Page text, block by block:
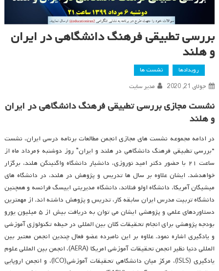
بررسی تطبیقی فرهنگ دانشگاهی در ایران
و هلند
رویدادها نشست ها
جولای 21, 2020 مدیر سایت
نشست مجازی بررسی تطبیقی فرهنگ دانشگاهی در ایران
و هلند
در ادامه مجموعه نشست های مجازی انجمن مطالعات برنامه درسی ایران، نشست
“بررسی تطبیقی فرهنگ دانشگاهی در هلند و ایران” روز دوشنبه ۶مرداد ماه از
ساعت ۲۱ با حضور دکتر امید نوروزی، دانشیار دانشگاه واگنینگن هلند، برگزار
خواهدشد. ایشان علاوه بر سال ها تدریس و پژوهش در هلند، در دانشگاه های
میشیگان آمریکا، دانشگاه اولو فنلاند، دانشگاه مدیریتی اییسگ فرانسه و همچنین
دانشگاه تربیت مدرس ایران سابقه کار، تدریس و پژوهش داشته اند. از مهمترین
دستاوردهای علمی و پژوهشی ایشان می توان به دریافت بیش از ۵ میلیون یورو
بودجه پژوهشی برای انجام تحقیقات کلان بین المللی در حیطه تکنولوژی آموزشی
و یادگیری اشاره نمود. علاوه بر این نامبرده عضو فعال چندین انجمن معتبر بین
المللی دنیا نظیر انجمن تحقیقات آموزشی امریکا (AERA)، انجمن بین المللی علوم
یادگیری (ISLS)، مرکز میان دانشگاهی تحقیقات آموزشی(ICO)، و انجمن اروپایی